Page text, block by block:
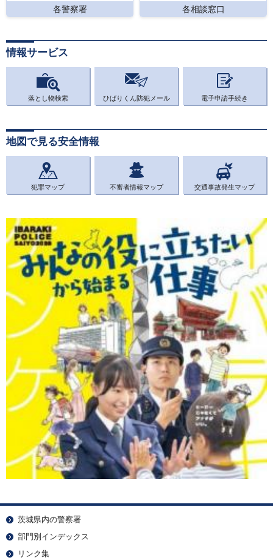
各警察署 各相談窓口
情報サービス
落とし物検索 ひばりくん防犯メール 電子申請手続き
地図で見る安全情報
犯罪マップ 不審者情報マップ 交通事故発生マップ
茨城県内の警察署
部門別インデックス
リンク集